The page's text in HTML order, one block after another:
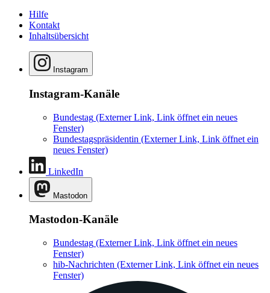
Hilfe
Kontakt
Inhaltsübersicht
Instagram
Instagram-Kanäle
Bundestag (Externer Link, Link öffnet ein neues
Fenster)
Bundestagspräsidentin (Externer Link, Link öffnet ein
neues Fenster)
LinkedIn
Mastodon
Mastodon-Kanäle
Bundestag (Externer Link, Link öffnet ein neues
Fenster)
hib-Nachrichten (Externer Link, Link öffnet ein neues
Fenster)